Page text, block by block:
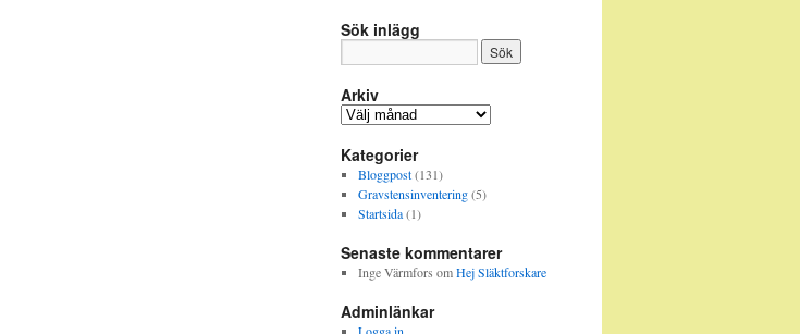
Sök inlägg
Arkiv
Arkiv
Kategorier
Bloggpost(131)
Gravstensinventering(5)
Startsida(1)
Senaste kommentarer
Inge Värmfors omHej Släktforskare
Adminlänkar